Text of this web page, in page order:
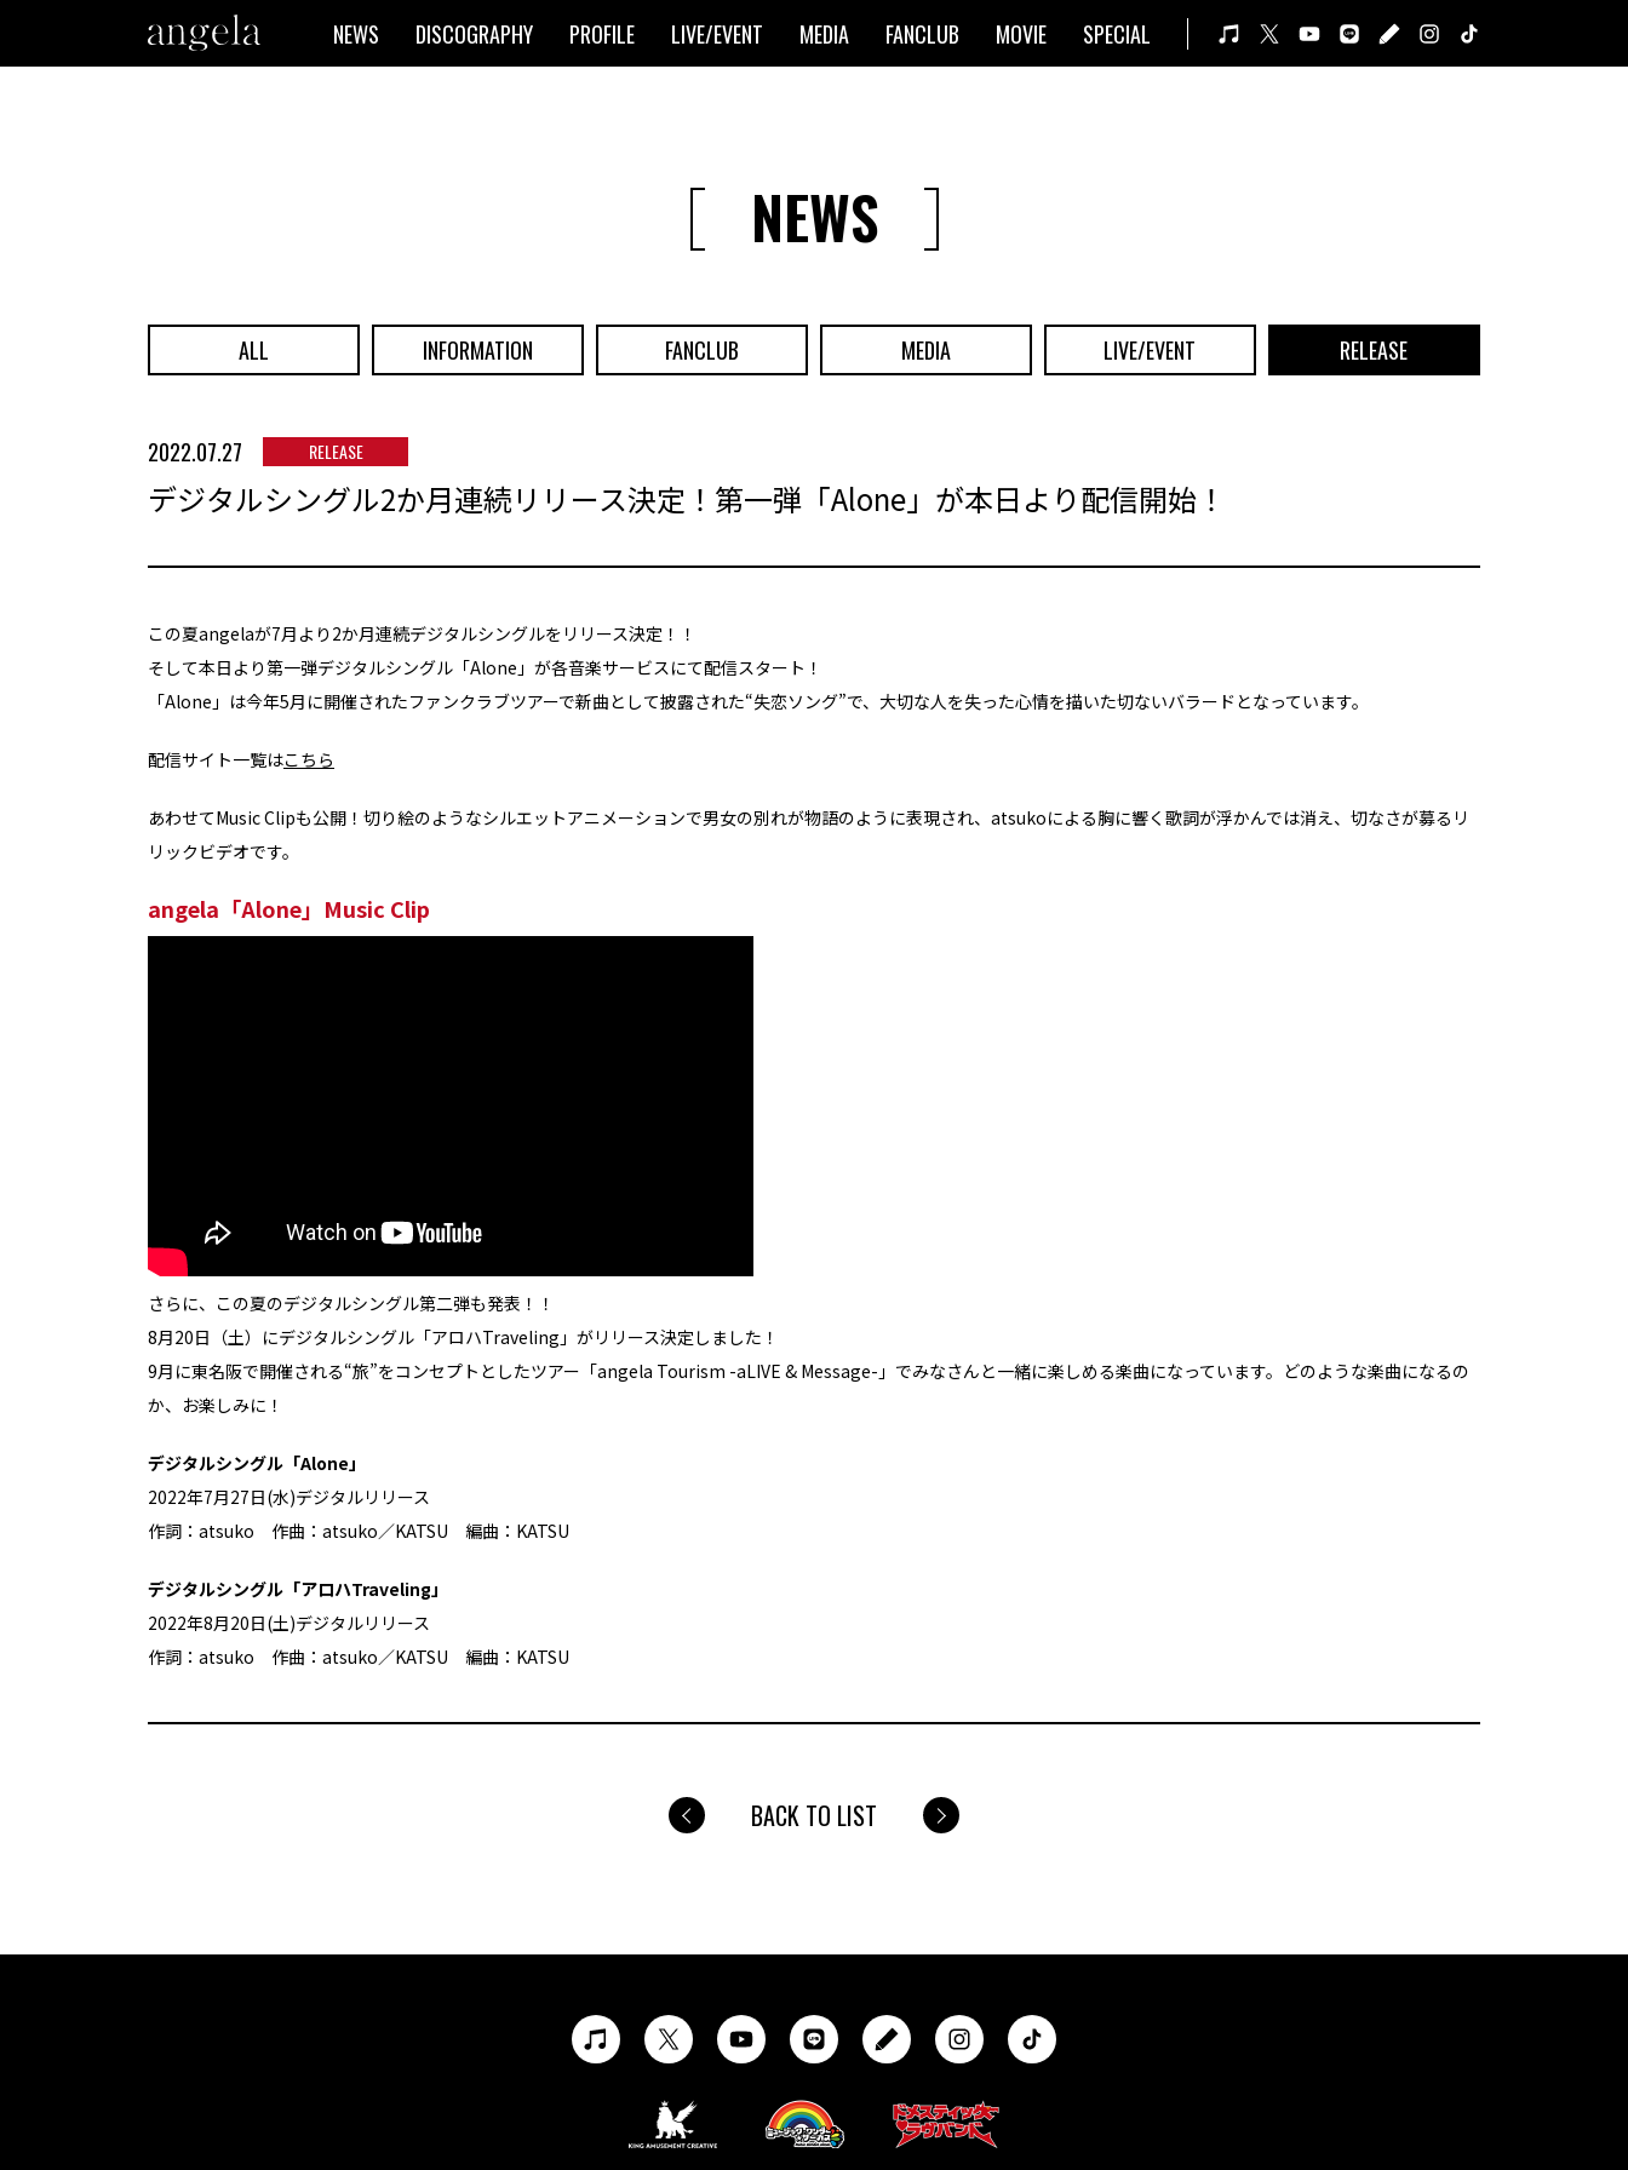
NEWS DISCOGRAPHY PROFILE LIVE/EVENT MEDIA FANCLUB MOVIE SPECIAL
NEWS
ALL INFORMATION FANCLUB MEDIA LIVE/EVENT RELEASE
2022.07.27 RELEASE
デジタルシングル2か月連続リリース決定！第一弾「Alone」が本日より配信開始！
この夏angelaが7月より2か月連続デジタルシングルをリリース決定！！
そして本日より第一弾デジタルシングル「Alone」が各音楽サービスにて配信スタート！
「Alone」は今年5月に開催されたファンクラブツアーで新曲として披露された“失恋ソング”で、大切な人を失った心情を描いた切ないバラードとなっています。
配信サイト一覧はこちら
あわせてMusic Clipも公開！切り絵のようなシルエットアニメーションで男女の別れが物語のように表現され、atsukoによる胸に響く歌詞が浮かんでは消え、切なさが募るリ
リックビデオです。
angela「Alone」Music Clip
さらに、この夏のデジタルシングル第二弾も発表！！
8月20日（土）にデジタルシングル「アロハTraveling」がリリース決定しました！
9月に東名阪で開催される“旅”をコンセプトとしたツアー「angela Tourism -aLIVE & Message-」でみなさんと一緒に楽しめる楽曲になっています。どのような楽曲になるの
か、お楽しみに！
デジタルシングル「Alone」
2022年7月27日(水)デジタルリリース
作詞：atsuko 作曲：atsuko／KATSU 編曲：KATSU
デジタルシングル「アロハTraveling」
2022年8月20日(土)デジタルリリース
作詞：atsuko 作曲：atsuko／KATSU 編曲：KATSU
BACK TO LIST